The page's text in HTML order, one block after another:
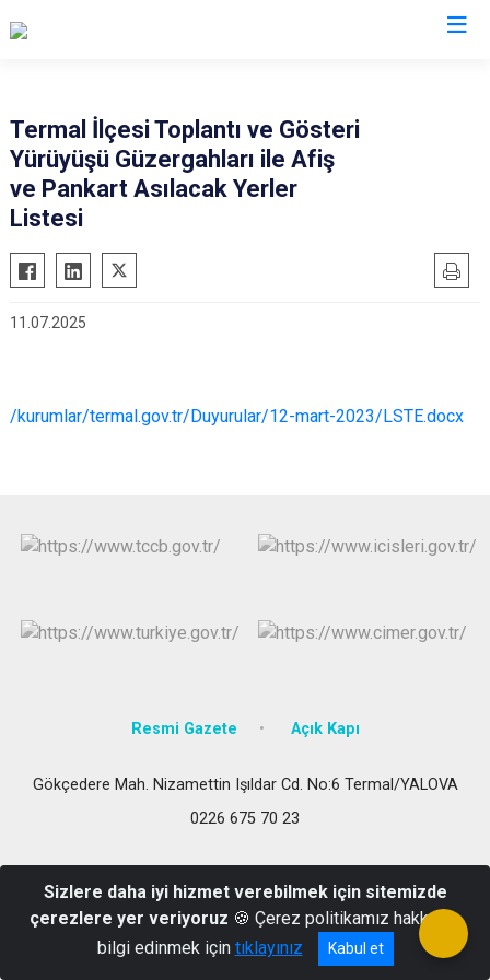
Altınova
Armutlu
Çınarcık
Termal İlçesi Toplantı ve Gösteri
Yürüyüşü Güzergahları ile Afiş
ve Pankart Asılacak Yerler
Listesi
11.07.2025
/kurumlar/termal.gov.tr/Duyurular/12-mart-2023/LSTE.docx
Resmi Gazete Açık Kapı
Gökçedere Mah. Nizamettin Işıldar Cd. No:6 Termal/YALOVA
0226 675 70 23
Sizlere daha iyi hizmet verebilmek için sitemizde
çerezlere yer veriyoruz 🍪 Çerez politikamız hakkında
bilgi edinmek için tıklayınız Kabul et